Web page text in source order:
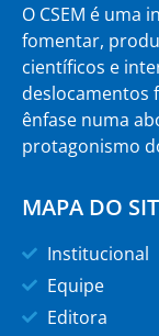
O CSEM é uma
fomentar,
científicos e
deslocamentos
ênfase numa
protagonismo
MAPA DO
Institucional
Equipe
Editora